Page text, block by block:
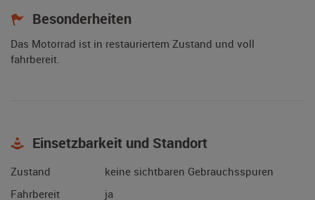
Besonderheiten
Das Motorrad ist in restauriertem Zustand und voll
fahrbereit.
Einsetzbarkeit und Standort
Zustand
keine sichtbaren Gebrauchsspuren
Fahrbereit
ja